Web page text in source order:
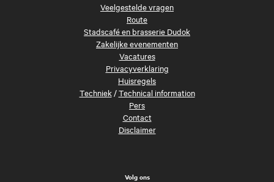
Veelgestelde vragen
Route
Stadscafé en brasserie Dudok
Zakelijke evenementen
Vacatures
Privacyverklaring
Huisregels
Techniek/Technical information
Pers
Contact
Disclaimer
Volg ons